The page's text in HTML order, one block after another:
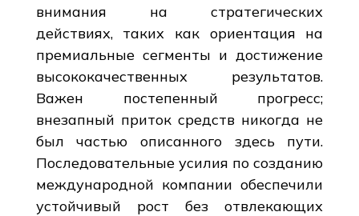
внимания на стратегических
действиях, таких как ориентация на
премиальные сегменты и достижение
высококачественных результатов.
Важен постепенный прогресс;
внезапный приток средств никогда не
был частью описанного здесь пути.
Последовательные усилия по созданию
международной компании обеспечили
устойчивый рост без отвлекающих